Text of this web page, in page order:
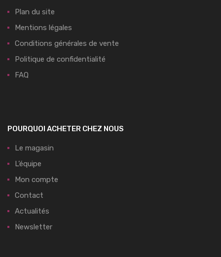
Plan du site
Mentions légales
Conditions générales de vente
Politique de confidentialité
FAQ
POURQUOI ACHETER CHEZ NOUS
Le magasin
L’équipe
Mon compte
Contact
Actualités
Newsletter